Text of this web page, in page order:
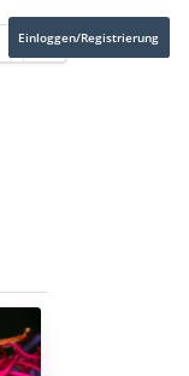
Einloggen/Registrierung